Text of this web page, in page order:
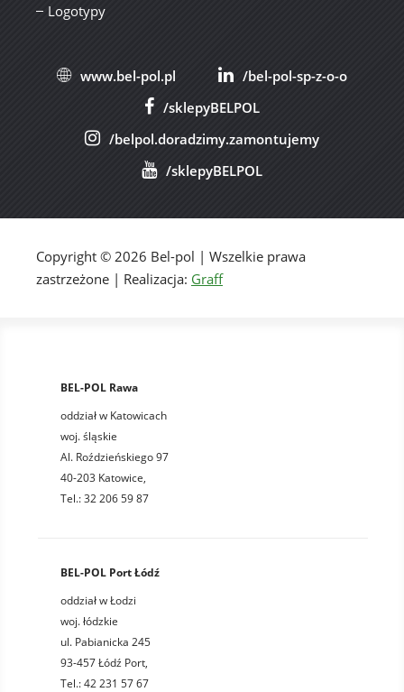
Logotypy
www.bel-pol.pl
/bel-pol-sp-z-o-o
/sklepyBELPOL
/belpol.doradzimy.zamontujemy
/sklepyBELPOL
Copyright © 2026 Bel-pol | Wszelkie prawa
zastrzeżone | Realizacja: Graff
BEL-POL Rawa
oddział w Katowicach
woj. śląskie
Al. Roździeńskiego 97
40-203 Katowice,
Tel.: 32 206 59 87
BEL-POL Port Łódź
oddział w Łodzi
woj. łódzkie
ul. Pabianicka 245
93-457 Łódź Port,
Tel.: 42 231 57 67